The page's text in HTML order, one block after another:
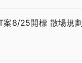
案8/25開標 散場規